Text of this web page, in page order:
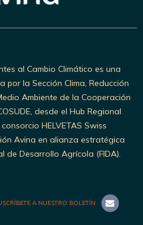
al Cambio Climático es una
por la Sección Clima, Reducción
Ambiente de la Cooperación
desde el Hub Regional
HELVETAS Swiss
Avina en alianza estratégica
de Desarrollo Agrícola (FIDA).
A NUESTRO BOLETÍN